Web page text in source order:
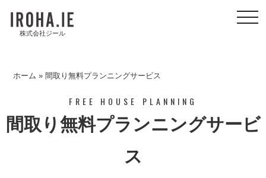
株式会社ジール
ホーム » 間取り無料プランニングサービス
FREE HOUSE PLANNING
間取り無料プランニングサービ
ス